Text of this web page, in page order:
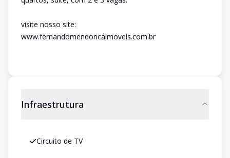
visite nosso site:
www.fernandomendoncaimoveis.com.br
Infraestrutura
Circuito de TV